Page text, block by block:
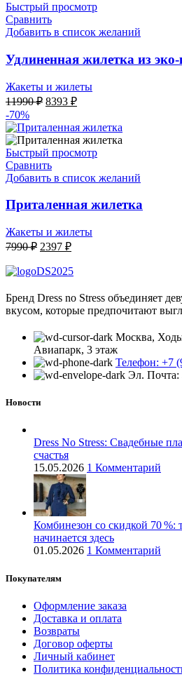
Быстрый просмотр
Сравнить
Добавить в список желаний
Удлиненная жилетка из
Жакеты и жилеты
11990₽ Первоначальная
составляла
11990 ₽.
8393 ₽Текущая
8393 ₽.
-70%
Быстрый просмотр
Сравнить
Добавить в список желаний
Приталенная жилетка
Жакеты и жилеты
7990₽ Первоначальная
составляла
2397 ₽Текущая
2397 ₽.
Бренд Dress no Stress объединяет
вкусом, которые предпочитают
Москва,
Авиапарк, 3 этаж
Телефон: +7
Эл. Почта:
Новости
Dress No Stress: Свадебные
счастья
15.05.2026 1 Комментарий
Комбинезон со скидкой 70 %:
начинается здесь
01.05.2026 1 Комментарий
Покупателям
Оформление заказа
Доставка и оплата
Возвраты
Договор оферты
Личный кабинет
Политика